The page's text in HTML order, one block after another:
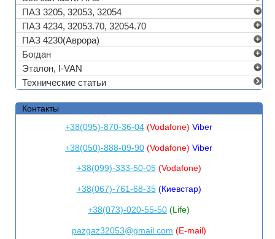
ПАЗ 3205, 32053, 32054
ПАЗ 4234, 32053.70, 32054.70
ПАЗ 4230(Аврора)
Богдан
Эталон, I-VAN
Технические статьи
Контакты
+38(095)-870-36-04 (Vodafone)Viber
+38(050)-888-09-90 (Vodafone)Viber
+38(099)-333-50-05(Vodafone)
+38(067)-761-68-35(Киевстар)
+38(073)-020-55-50 (Life)
pazgaz32053@gmail.com (E-mail)